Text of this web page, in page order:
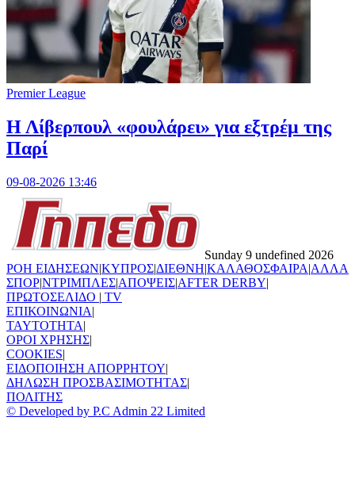
Premier League
Η Λίβερπουλ «φουλάρει» για εξτρέμ της
Παρί
09-08-2026 13:46
Sunday 9 undefined 2026
ΡΟΗ ΕΙΔΗΣΕΩΝ|ΚΥΠΡΟΣ|ΔΙΕΘΝΗ|ΚΑΛΑΘΟΣΦΑΙΡΑ|ΑΛΛΑ
ΣΠΟΡ|ΝΤΡΙΜΠΛΕΣ|ΑΠΟΨΕΙΣ|AFTER DERBY|
ΠΡΩΤΟΣΕΛΙΔΟ | TV
ΕΠΙΚΟΙΝΩΝΙΑ|
TAYTOTHTA|
ΟΡΟΙ ΧΡΗΣΗΣ|
COOKIES|
ΕΙΔΟΠΟΙΗΣΗ ΑΠΟΡΡΗΤΟΥ|
ΔΗΛΩΣΗ ΠΡΟΣΒΑΣΙΜΟΤΗΤΑΣ|
ΠΟΛΙΤΗΣ
© Developed by P.C Admin 22 Limited